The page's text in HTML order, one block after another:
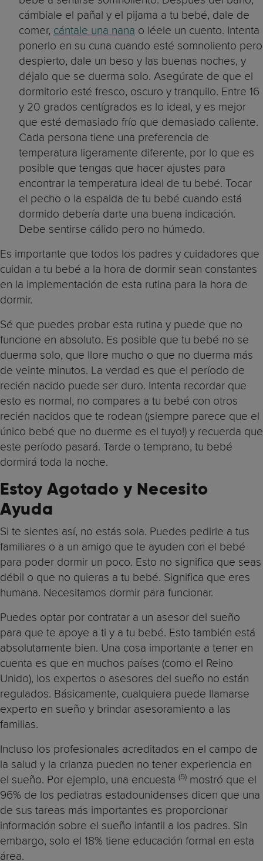
cámbiale el pañal y el pijama a tu bebé, dale de
comer, cántale una nana o léele un cuento. Intenta
ponerlo en su cuna cuando esté somnoliento pero
despierto, dale un beso y las buenas noches, y
déjalo que se duerma solo. Asegúrate de que el
dormitorio esté fresco, oscuro y tranquilo. Entre 16
y 20 grados centígrados es lo ideal, y es mejor
que esté demasiado frío que demasiado caliente.
Cada persona tiene una preferencia de
temperatura ligeramente diferente, por lo que es
posible que tengas que hacer ajustes para
encontrar la temperatura ideal de tu bebé. Tocar
el pecho o la espalda de tu bebé cuando está
dormido debería darte una buena indicación.
Debe sentirse cálido pero no húmedo.
Es importante que todos los padres y cuidadores que
cuidan a tu bebé a la hora de dormir sean constantes
en la implementación de esta rutina para la hora de
dormir.
Sé que puedes probar esta rutina y puede que no
funcione en absoluto. Es posible que tu bebé no se
duerma solo, que llore mucho o que no duerma más
de veinte minutos. La verdad es que el período de
recién nacido puede ser duro. Intenta recordar que
esto es normal, no compares a tu bebé con otros
recién nacidos que te rodean (¡siempre parece que el
único bebé que no duerme es el tuyo!) y recuerda que
este período pasará. Tarde o temprano, tu bebé
dormirá toda la noche.
Estoy Agotado y Necesito
Ayuda
Si te sientes así, no estás sola. Puedes pedirle a tus
familiares o a un amigo que te ayuden con el bebé
para poder dormir un poco. Esto no significa que seas
débil o que no quieras a tu bebé. Significa que eres
humana. Necesitamos dormir para funcionar.
Puedes optar por contratar a un asesor del sueño
para que te apoye a ti y a tu bebé. Esto también está
absolutamente bien. Una cosa importante a tener en
cuenta es que en muchos países (como el Reino
Unido), los expertos o asesores del sueño no están
regulados. Básicamente, cualquiera puede llamarse
experto en sueño y brindar asesoramiento a las
familias.
Incluso los profesionales acreditados en el campo de
la salud y la crianza pueden no tener experiencia en
el sueño. Por ejemplo, una encuesta (5) mostró que el
96% de los pediatras estadounidenses dicen que una
de sus tareas más importantes es proporcionar
información sobre el sueño infantil a los padres. Sin
embargo, solo el 18% tiene educación formal en esta
área.